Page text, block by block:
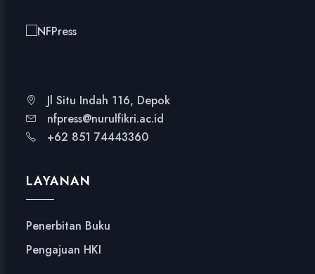
Jl Situ Indah 116, Depok
nfpress@nurulfikri.ac.id
+62 851 74443360
LAYANAN
Penerbitan Buku
Pengajuan HKI